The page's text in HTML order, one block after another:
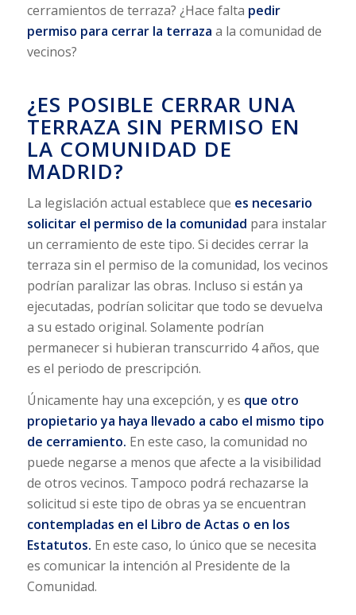
cerramientos de terraza? ¿Hace falta pedir
permiso para cerrar la terraza a la comunidad de
vecinos?
¿ES POSIBLE CERRAR UNA
TERRAZA SIN PERMISO EN
LA COMUNIDAD DE
MADRID?
La legislación actual establece que es necesario
solicitar el permiso de la comunidad para instalar
un cerramiento de este tipo. Si decides cerrar la
terraza sin el permiso de la comunidad, los vecinos
podrían paralizar las obras. Incluso si están ya
ejecutadas, podrían solicitar que todo se devuelva
a su estado original. Solamente podrían
permanecer si hubieran transcurrido 4 años, que
es el periodo de prescripción.
Únicamente hay una excepción, y es que otro
propietario ya haya llevado a cabo el mismo tipo
de cerramiento. En este caso, la comunidad no
puede negarse a menos que afecte a la visibilidad
de otros vecinos. Tampoco podrá rechazarse la
solicitud si este tipo de obras ya se encuentran
contempladas en el Libro de Actas o en los
Estatutos. En este caso, lo único que se necesita
es comunicar la intención al Presidente de la
Comunidad.